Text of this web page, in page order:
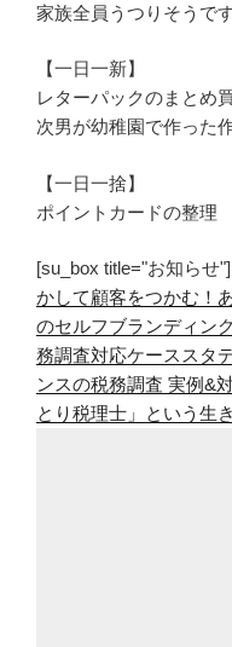
家族全員うつりそうです
【一日一新】
レターパックのまとめ
次男が幼稚園で作った
【一日一捨】
ポイントカードの整理
[su_box title="お知らせ
かして顧客をつかむ！
のセルフブランディン
務調査対応ケーススタ
ンスの税務調査 実例&
とり税理士」という生